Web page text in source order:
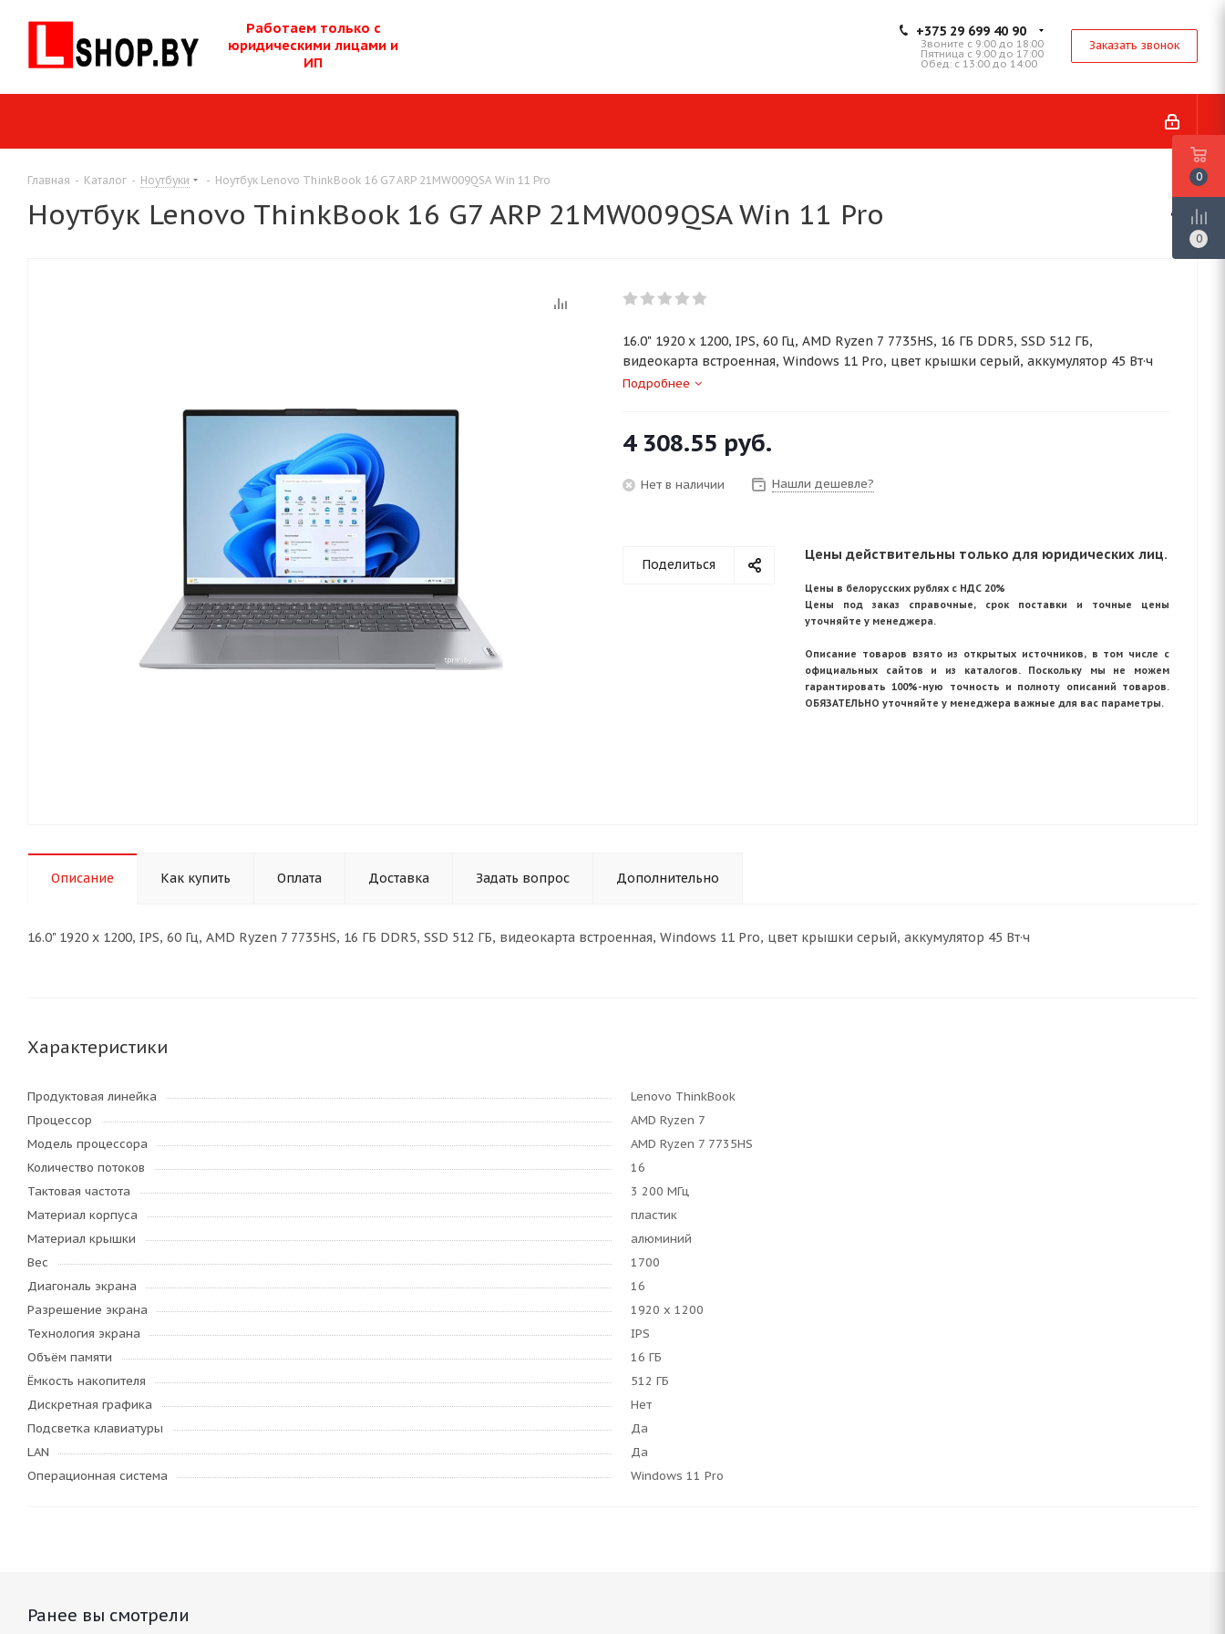
Работаем только с
юридическими лицами и
ИП
+375 29 699 40 90
Звоните с 9:00 до 18:00
Пятница с 9:00 до 17:00
Обед: с 13:00 до 14:00
Заказать звонок
Главная - Каталог - Ноутбуки - Ноутбук Lenovo ThinkBook 16 G7 ARP 21MW009QSA Win 11 Pro
Ноутбук Lenovo ThinkBook 16 G7 ARP 21MW009QSA Win 11 Pro
16.0" 1920 x 1200, IPS, 60 Гц, AMD Ryzen 7 7735HS, 16 ГБ DDR5, SSD 512 ГБ,
видеокарта встроенная, Windows 11 Pro, цвет крышки серый, аккумулятор 45 Вт·ч
Подробнее
4 308.55 руб.
Нет в наличии Нашли дешевле?
Поделиться
Цены действительны только для юридических лиц.
Цены в белорусских рублях с НДС 20%
Цены под заказ справочные, срок поставки и точные цены
уточняйте у менеджера.
Описание товаров взято из открытых источников, в том числе с
официальных сайтов и из каталогов. Поскольку мы не можем
гарантировать 100%-ную точность и полноту описаний товаров.
ОБЯЗАТЕЛЬНО уточняйте у менеджера важные для вас параметры.
Описание Как купить Оплата Доставка Задать вопрос Дополнительно
16.0" 1920 x 1200, IPS, 60 Гц, AMD Ryzen 7 7735HS, 16 ГБ DDR5, SSD 512 ГБ, видеокарта встроенная, Windows 11 Pro, цвет крышки серый, аккумулятор 45 Вт·ч
Характеристики
Продуктовая линейка
Lenovo ThinkBook
Процессор
AMD Ryzen 7
Модель процессора
AMD Ryzen 7 7735HS
Количество потоков
16
Тактовая частота
3 200 МГц
Материал корпуса
пластик
Материал крышки
алюминий
Вес
1700
Диагональ экрана
16
Разрешение экрана
1920 x 1200
Технология экрана
IPS
Объём памяти
16 ГБ
Ёмкость накопителя
512 ГБ
Дискретная графика
Нет
Подсветка клавиатуры
Да
LAN
Да
Операционная система
Windows 11 Pro
Ранее вы смотрели
0
0